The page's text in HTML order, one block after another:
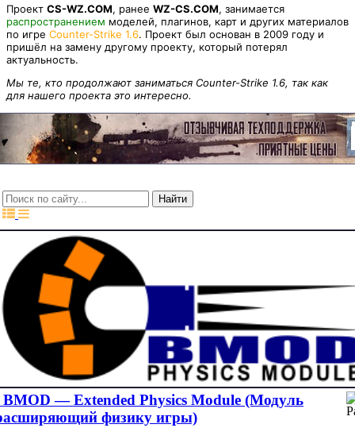
Проект CS-WZ.COM, ранее WZ-CS.COM, занимается
распространением моделей, плагинов, карт и других материалов
по игре Counter-Strike 1.6. Проект был основан в 2009 году и
пришёл на замену другому проекту, который потерял
актуальность.
Мы те, кто продолжают заниматься Counter-Strike 1.6, так как
для нашего проекта это интересно.
BMOD — Extended Physics Module (Модуль
физику игры)